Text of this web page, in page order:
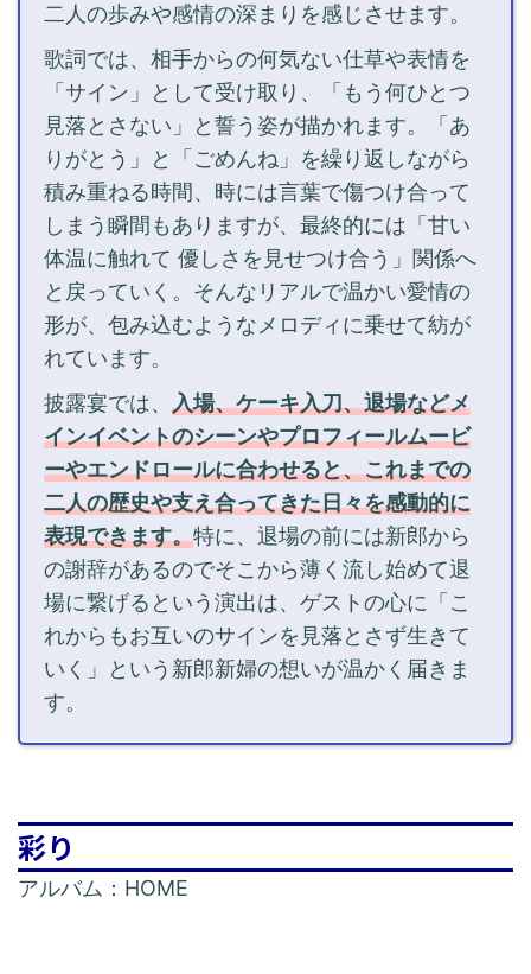
二人の歩みや感情の深まりを感じさせます。
歌詞では、相手からの何気ない仕草や表情を
「サイン」として受け取り、「もう何ひとつ
見落とさない」と誓う姿が描かれます。「あ
りがとう」と「ごめんね」を繰り返しながら
積み重ねる時間、時には言葉で傷つけ合って
しまう瞬間もありますが、最終的には「甘い
体温に触れて 優しさを見せつけ合う」関係へ
と戻っていく。そんなリアルで温かい愛情の
形が、包み込むようなメロディに乗せて紡が
れています。
披露宴では、 入場、ケーキ入刀、退場などメ
インイベントのシーンやプロフィールムービ
ーやエンドロールに合わせると、これまでの
二人の歴史や支え合ってきた日々を感動的に
表現できます。特に、退場の前には新郎から
の謝辞があるのでそこから薄く流し始めて退
場に繋げるという演出は、ゲストの心に「こ
れからもお互いのサインを見落とさず生きて
いく」という新郎新婦の想いが温かく届きま
す。
彩り
アルバム：HOME